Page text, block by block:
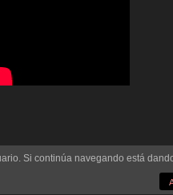
Si continúa navegando está